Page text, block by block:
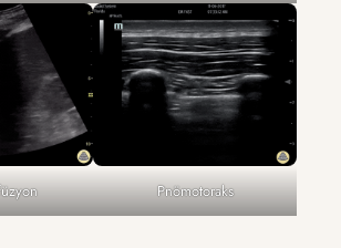
Pnömotoraks